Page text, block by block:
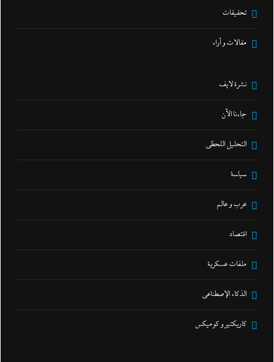
تحقيقات
مقالات و أراء
نشرة لايف
جاءنا الآن
التحليل اللحظي
سياسة
عرب و عالم
اقتصاد
ملفات عسكرية
الذكاء الإصطناعي
كاريكتير و كوميكس